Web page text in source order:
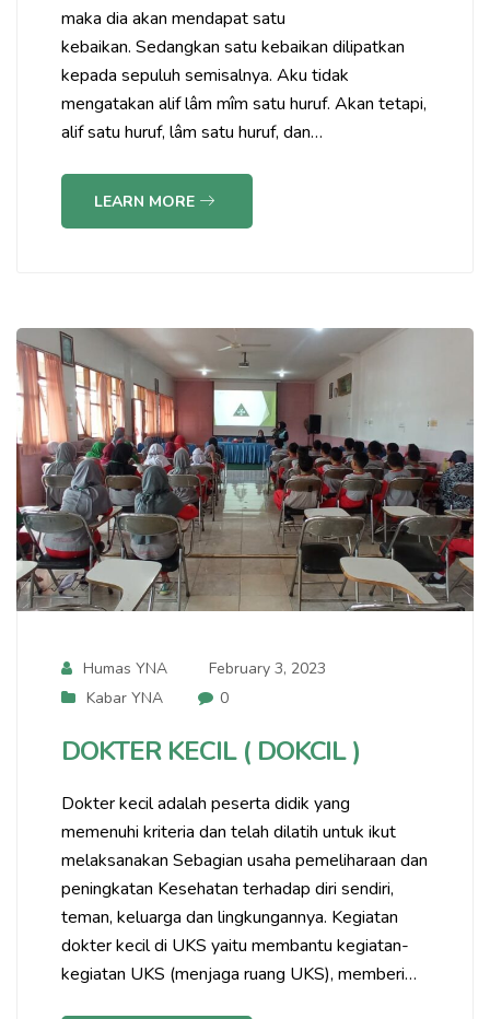
maka dia akan mendapat satu
kebaikan. Sedangkan satu kebaikan dilipatkan
kepada sepuluh semisalnya. Aku tidak
mengatakan alif lâm mîm satu huruf. Akan tetapi,
alif satu huruf, lâm satu huruf, dan…
LEARN MORE
Humas YNA
February 3, 2023
Kabar YNA
0
DOKTER KECIL ( DOKCIL )
Dokter kecil adalah peserta didik yang
memenuhi kriteria dan telah dilatih untuk ikut
melaksanakan Sebagian usaha pemeliharaan dan
peningkatan Kesehatan terhadap diri sendiri,
teman, keluarga dan lingkungannya. Kegiatan
dokter kecil di UKS yaitu membantu kegiatan-
kegiatan UKS (menjaga ruang UKS), memberi…